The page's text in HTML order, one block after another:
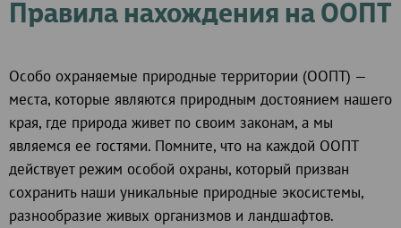
Правила нахождения на ООПТ
Особо охраняемые природные территории (ООПТ) —
места, которые являются природным достоянием нашего
края, где природа живет по своим законам, а мы
являемся ее гостями. Помните, что на каждой ООПТ
действует режим особой охраны, который призван
сохранить наши уникальные природные экосистемы,
разнообразие живых организмов и ландшафтов.